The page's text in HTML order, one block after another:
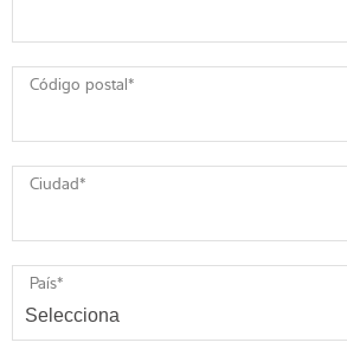
Código postal*
Ciudad*
País*